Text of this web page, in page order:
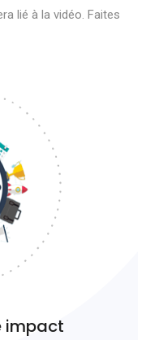
lié à la vidéo. Faites
impact